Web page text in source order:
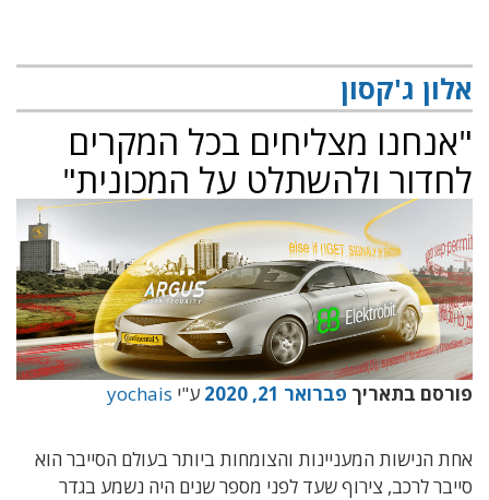
אלון ג'קסון
"אנחנו מצליחים בכל המקרים
לחדור ולהשתלט על המכונית"
פורסם בתאריך פברואר 21, 2020 ע"י yochais
אחת הנישות המעניינות והצומחות ביותר בעולם הסייבר הוא
סייבר לרכב, צירוף שעד לפני מספר שנים היה נשמע בגדר